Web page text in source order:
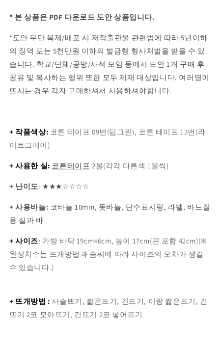
* 본 상품은 PDF 다운로드 도안 상품입니다.
*도안 무단 복제/배포 시 저작출판물 관련법에 따라 5년이하
의 징역 또는 5천만원 이하의 벌금형 형사처벌을 받을 수 있
습니다. 학교/단체/공방/사적 모임 등에서 도안 1개 구매 후
공유 및 복사하는 행위 또한 모두 제재 대상입니다. 여러명이
뜨시는 경우 각자 구매하셔서 사용하셔야합니다.
+ 작품색상: 코튼 테이프 09번(딥그린), 코튼 테이프 13번(라
이트그레이)
+ 사용한 실: 코튼테이프 2볼(각각 다른색 1볼씩)
+ 난이도: ★★★☆☆☆☆
+ 사용바늘: 코바늘 10mm, 돗바늘, 단수표시링, 라벨, 바느질
용 실과 바
+ 사이즈: 가방 바닥 19cm×6cm, 높이 17cm(끈 포함 42cm)(※
완성치수는 뜨개방법과 솜씨에 따라 사이즈의 오차가 생길
수 있습니다.)
+ 뜨개방법 : 사슬뜨기, 짧은뜨기, 긴뜨기, 이랑 짧은뜨기, 긴
뜨기 2코 모아뜨기, 긴뜨기 2코 넣어뜨기